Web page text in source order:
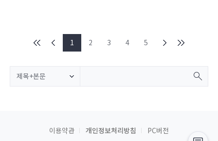
1 2 3 4 5
제목+본문
이용약관 개인정보처리방침 PC버전